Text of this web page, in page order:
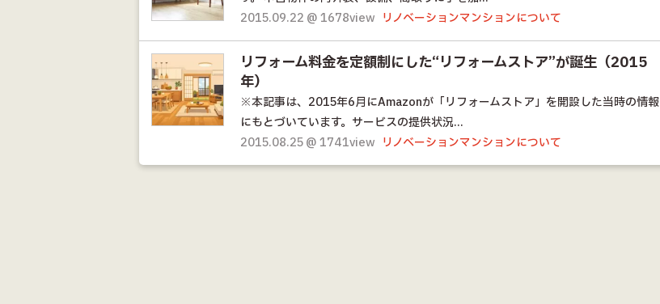
2015.09.22 @ 1678view リノベーションマンションについて
リフォーム料金を定額制にした“リフォームストア”が誕生（2015
年）
※本記事は、2015年6月にAmazonが「リフォームストア」を開設した当時の情報
にもとづいています。サービスの提供状況...
2015.08.25 @ 1741view リノベーションマンションについて